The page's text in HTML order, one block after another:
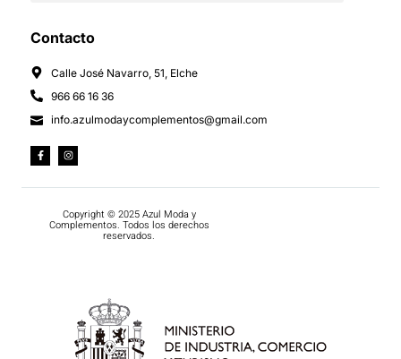
Contacto
Calle José Navarro, 51, Elche
966 66 16 36
info.azulmodaycomplementos@gmail.com
Copyright © 2025 Azul Moda y
Complementos. Todos los derechos
reservados.